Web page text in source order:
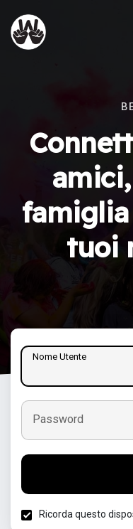
tuoi
Nome Utente
Password
Ricorda questo